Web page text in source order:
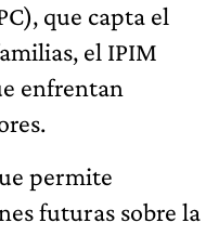
que capta el
el IPIM
enfrentan
permite
futuras sobre la